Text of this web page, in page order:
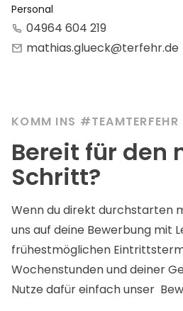
Personal
04964 604 219
mathias.glueck@terfehr.de
KOMM INS #TEAMTERFEHR
Bereit für den
Schritt?
Wenn du direkt durchstarten
uns auf deine Bewerbung mit
frühestmöglichen
Wochenstunden und deiner
Nutze dafür einfach unser